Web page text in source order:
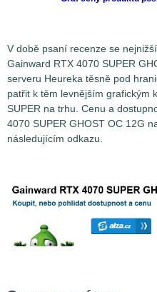
V době psaní recenze se
Gainward RTX 4070 SUPER
serveru Heureka těsně pod
patřit k těm levnějším grafickým
SUPER na trhu. Cenu a
4070 SUPER GHOST OC 12G
následujícím odkazu.